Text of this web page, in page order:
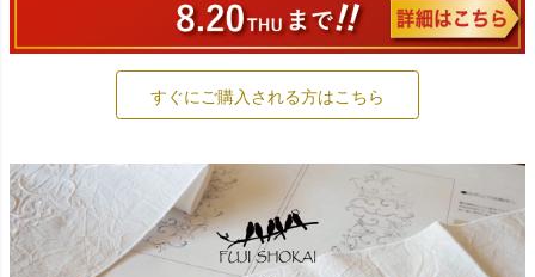
すぐにご購入される方はこちら